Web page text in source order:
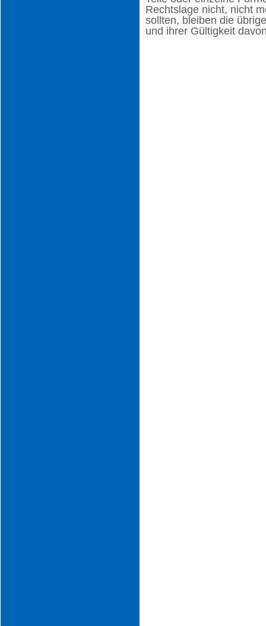
Rechtslage nicht, nicht
sollten, bleiben die
und ihrer Gültigkeit